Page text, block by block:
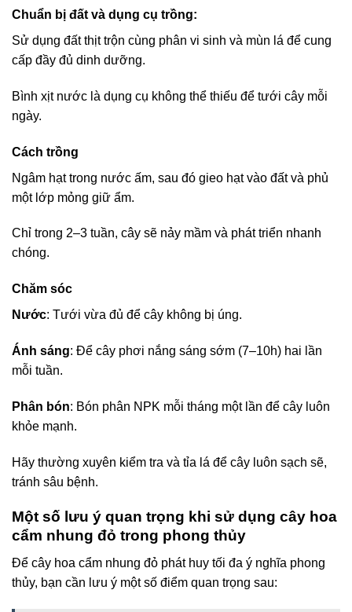
Chuẩn bị đất và dụng cụ trồng:
Sử dụng đất thịt trộn cùng phân vi sinh và mùn lá để cung
cấp đầy đủ dinh dưỡng.
Bình xịt nước là dụng cụ không thể thiếu để tưới cây mỗi
ngày.
Cách trồng
Ngâm hạt trong nước ấm, sau đó gieo hạt vào đất và phủ
một lớp mỏng giữ ẩm.
Chỉ trong 2–3 tuần, cây sẽ nảy mầm và phát triển nhanh
chóng.
Chăm sóc
Nước: Tưới vừa đủ để cây không bị úng.
Ánh sáng: Để cây phơi nắng sáng sớm (7–10h) hai lần
mỗi tuần.
Phân bón: Bón phân NPK mỗi tháng một lần để cây luôn
khỏe mạnh.
Hãy thường xuyên kiểm tra và tỉa lá để cây luôn sạch sẽ,
tránh sâu bệnh.
Một số lưu ý quan trọng khi sử dụng cây hoa
cẩm nhung đỏ trong phong thủy
Để cây hoa cẩm nhung đỏ phát huy tối đa ý nghĩa phong
thủy, bạn cần lưu ý một số điểm quan trọng sau: